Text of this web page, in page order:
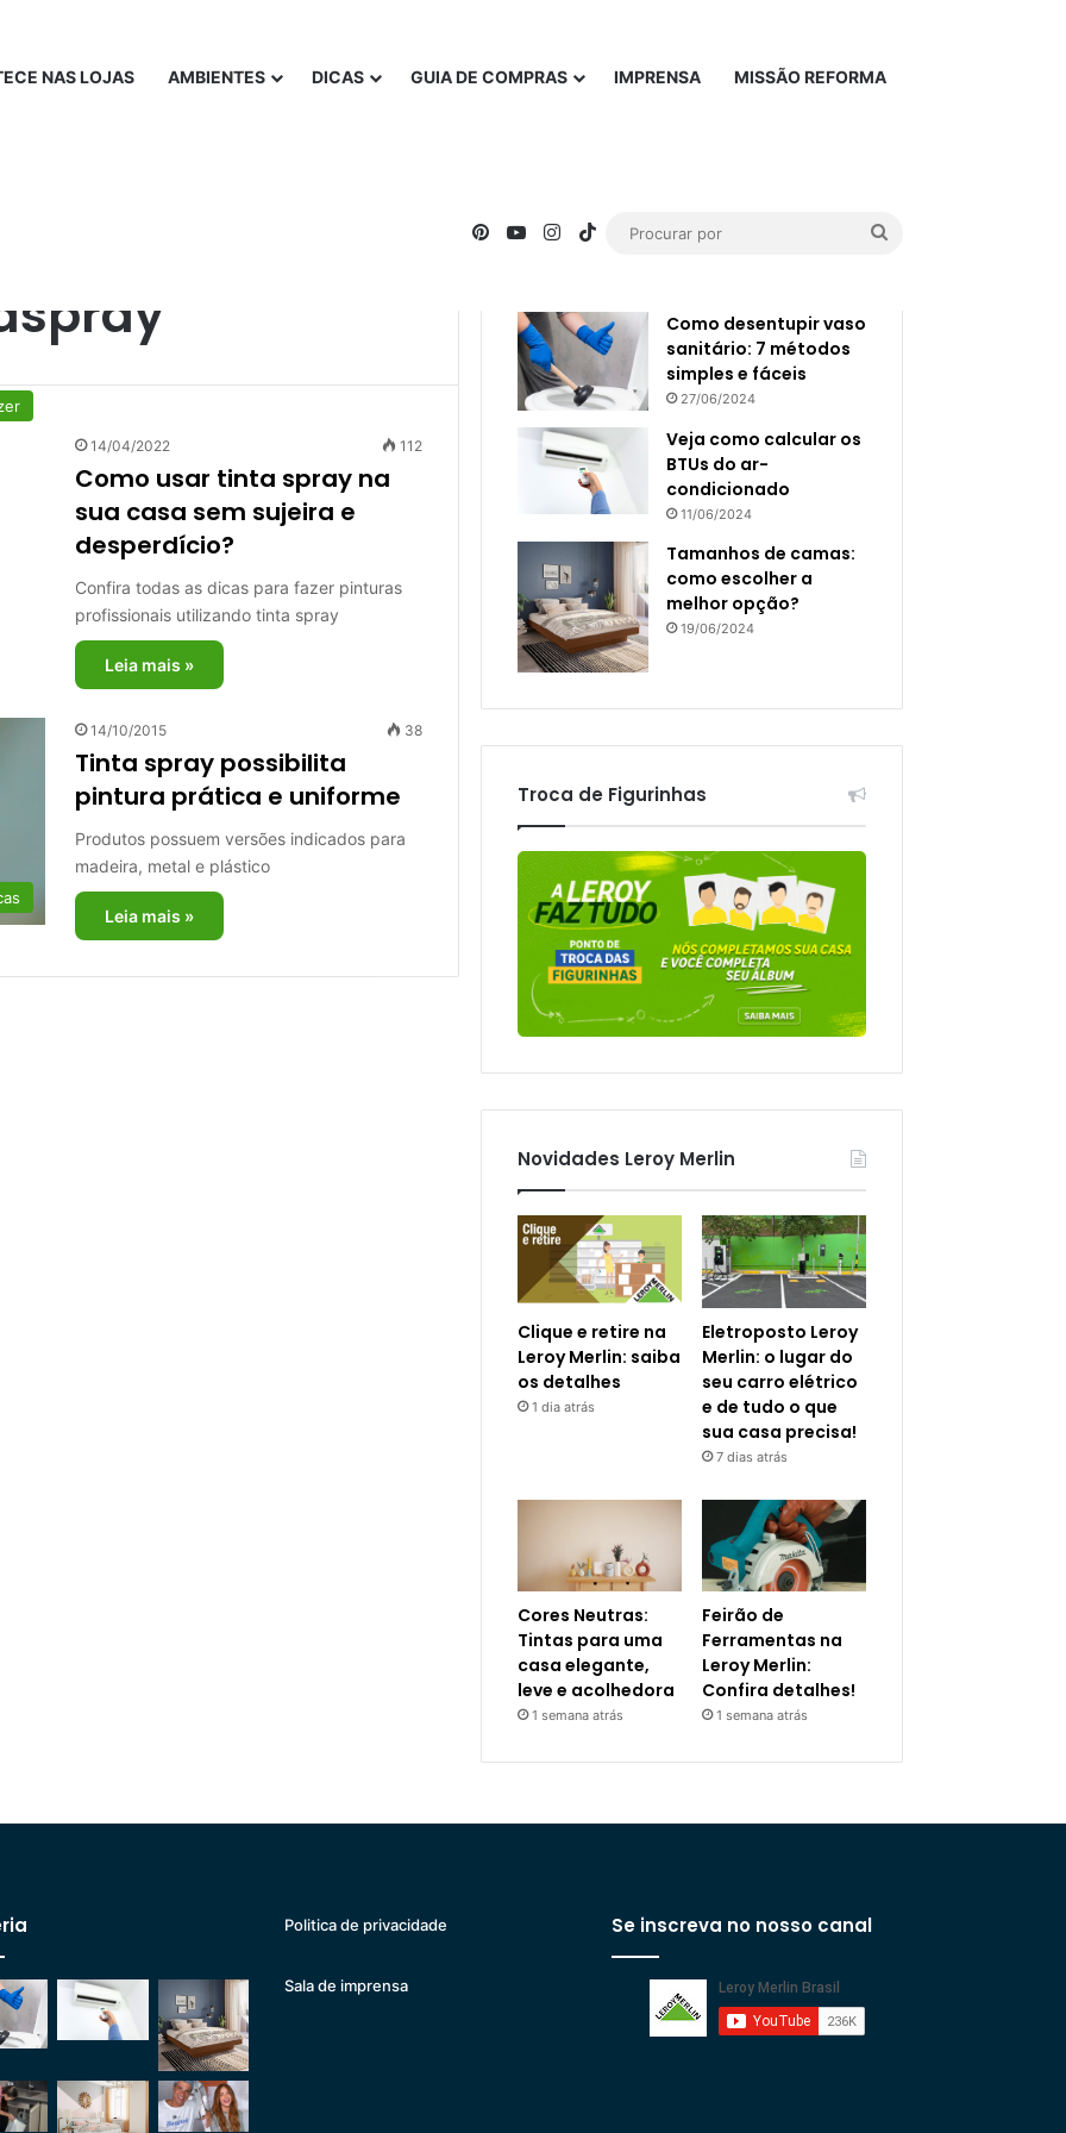
NAS LOJAS AMBIENTES DICAS GUIA DE COMPRAS IMPRENSA MISSÃO REFORMA
PinterestYouTubeInstagram
TikTok
14/04/2022 112
Como usar tinta spray na
sua casa sem sujeira e
desperdício?
Confira todas as dicas para fazer pinturas
profissionais utilizando tinta spray
Leia mais »
14/10/2015 38
Tinta spray possibilita
pintura prática e uniforme
Produtos possuem versões indicados para
madeira, metal e plástico
Leia mais »
Popular
Como desentupir vaso
sanitário: 7 métodos
simples e fáceis
27/06/2024
Veja como calcular os
BTUs do ar-
condicionado
11/06/2024
Tamanhos de camas:
como escolher a
melhor opção?
19/06/2024
Troca de Figurinhas
Novidades Leroy Merlin
Clique e retire na
Leroy Merlin: saiba
os detalhes
1 dia atrás
Eletroposto Leroy
Merlin: o lugar do
seu carro elétrico
e de tudo o que
sua casa precisa!
7 dias atrás
Cores Neutras:
Tintas para uma
casa elegante,
leve e acolhedora
1 semana atrás
Feirão de
Ferramentas na
Leroy Merlin:
Confira detalhes!
1 semana atrás
Politica de privacidade
Sala de imprensa
Se inscreva no nosso canal